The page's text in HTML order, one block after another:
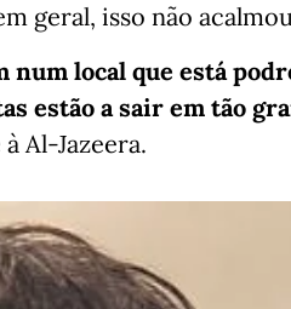
geral, isso não
num local que está
estão a sair em tão
Al-Jazeera.